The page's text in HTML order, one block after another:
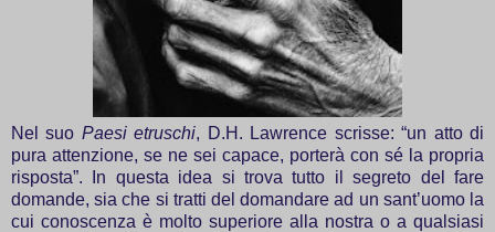
Nel suo Paesi etruschi, D.H. Lawrence scrisse: “un atto di
pura attenzione, se ne sei capace, porterà con sé la propria
risposta”. In questa idea si trova tutto il segreto del fare
domande, sia che si tratti del domandare ad un sant’uomo la
cui conoscenza è molto superiore alla nostra o a qualsiasi